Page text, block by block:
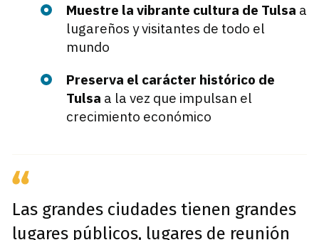
Muestre la vibrante cultura de Tulsa a
lugareños y visitantes de todo el
mundo
Preserva el carácter histórico de
Tulsa a la vez que impulsan el
crecimiento económico
Las grandes ciudades tienen grandes
lugares públicos, lugares de reunión